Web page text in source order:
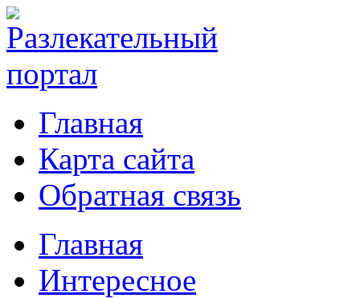
Главная
Карта сайта
Обратная связь
Главная
Интересное